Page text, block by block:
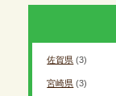
佐賀県 (3)
宮崎県 (3)